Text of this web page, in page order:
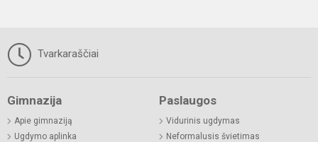
Tvarkaraščiai
Gimnazija
Apie gimnaziją
Ugdymo aplinka
Paslaugos
Vidurinis ugdymas
Neformalusis švietimas